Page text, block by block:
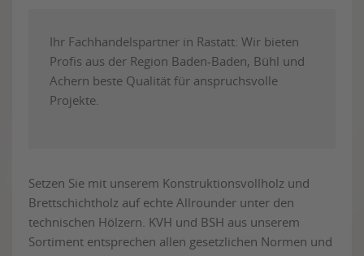
Ihr Fachhandelspartner in Rastatt: Wir bieten
Profis aus der Region Baden-Baden, Bühl und
Achern beste Qualität für anspruchsvolle
Projekte.
Setzen Sie mit unserem Konstruktionsvollholz und
Brettschichtholz auf echte Allrounder unter den
technischen Hölzern. KVH und BSH aus unserem
Sortiment entsprechen allen gesetzlichen Normen und